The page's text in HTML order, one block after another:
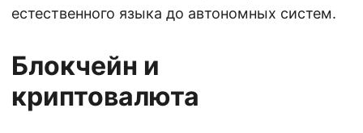
естественного языка до автономных систем.
Блокчейн и
криптовалюта